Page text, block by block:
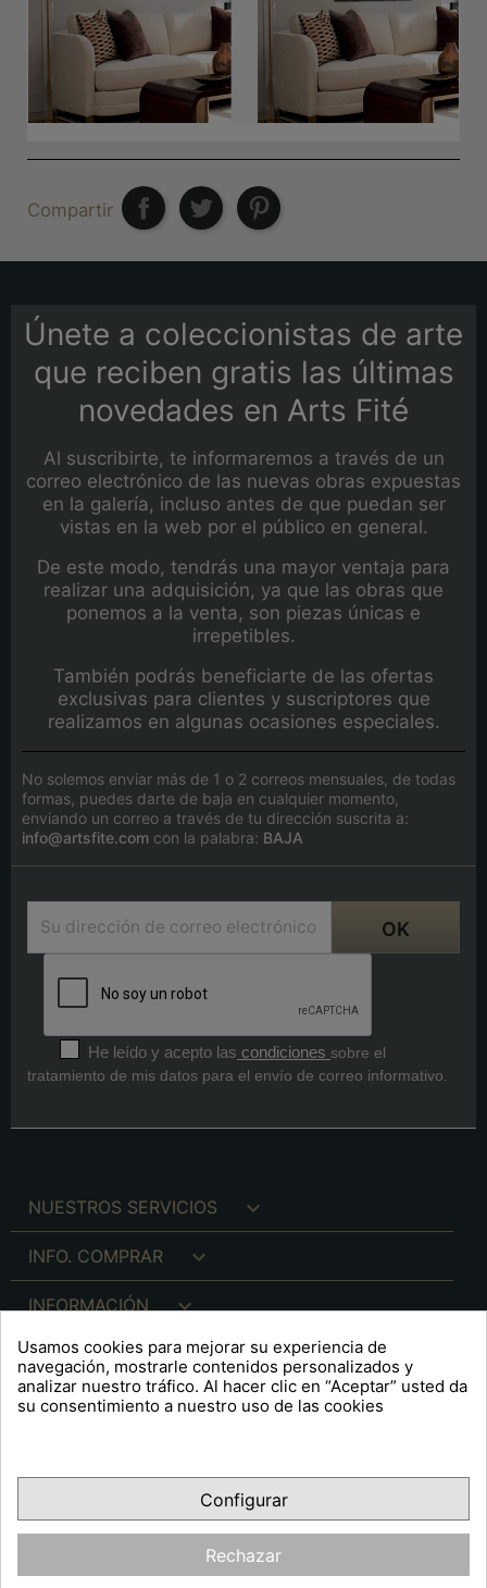
Compartir
Únete a coleccionistas de arte
que reciben gratis las últimas
novedades en Arts Fité
Al suscribirte, te informaremos a través de un
correo electrónico de las nuevas obras expuestas
en la galería, incluso antes de que puedan ser
vistas en la web por el público en general.
De este modo, tendrás una mayor ventaja para
realizar una adquisición, ya que las obras que
ponemos a la venta, son piezas únicas e
irrepetibles.
También podrás beneficiarte de las ofertas
exclusivas para clientes y suscriptores que
realizamos en algunas ocasiones especiales.
No solemos enviar más de 1 o 2 correos mensuales, de todas
formas, puedes darte de baja en cualquier momento,
enviando un correo a través de tu dirección suscrita a:
info@artsfite.com con la palabra: BAJA
He leído y acepto las condiciones sobre el
tratamiento de mis datos para el envío de correo informativo.
NUESTROS SERVICIOS 
INFO. COMPRAR 
INFORMACIÓN 
INFO. LEGAL 
FacebookYouTubePinterest
OPINIONES CLIENTES
Usamos cookies para mejorar su experiencia de
navegación, mostrarle contenidos personalizados y
analizar nuestro tráfico. Al hacer clic en “Aceptar” usted da
su consentimiento a nuestro uso de las cookies
Configurar
Rechazar